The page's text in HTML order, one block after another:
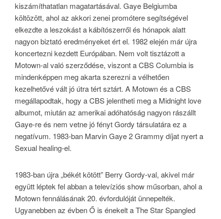
kiszámíthatatlan magatartásával. Gaye Belgiumba
költözött, ahol az akkori zenei promótere segítségével
elkezdte a leszokást a kábítószerről és hónapok alatt
nagyon biztató eredményeket ért el. 1982 elején már újra
koncertezni kezdett Európában. Nem volt tisztázott a
Motown-al való szerződése, viszont a CBS Columbia is
mindenképpen meg akarta szerezni a vélhetően
kezelhetővé vált jó útra tért sztárt. A Motown és a CBS
megállapodtak, hogy a CBS jelentheti meg a Midnight love
albumot, miután az amerikai adóhatóság nagyon rászállt
Gaye-re és nem vetne jó fényt Gordy társulatára ez a
negatívum. 1983-ban Marvin Gaye 2 Grammy díjat nyert a
Sexual healing-el.
1983-ban újra „békét kötött” Berry Gordy-val, akivel már
együtt léptek fel abban a televíziós show műsorban, ahol a
Motown fennálásának 20. évfordulóját ünnepelték.
Ugyanebben az évben Ő is énekelt a The Star Spangled